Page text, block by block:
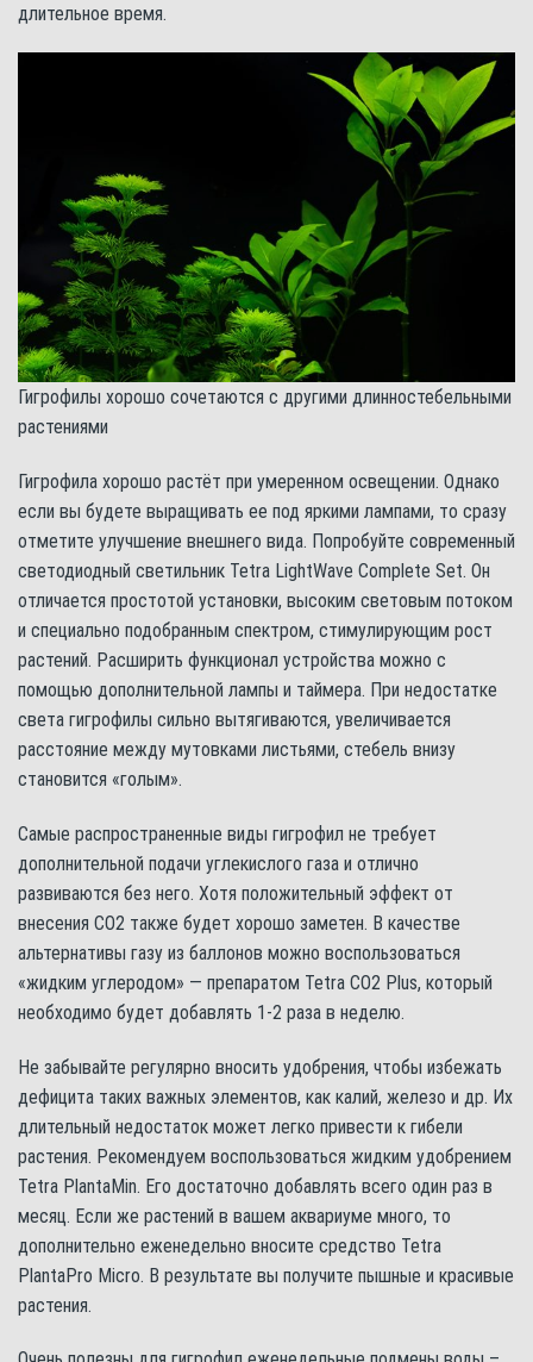
длительное время.
Гигрофилы хорошо сочетаются с другими длинностебельными
растениями
Гигрофила хорошо растёт при умеренном освещении. Однако
если вы будете выращивать ее под яркими лампами, то сразу
отметите улучшение внешнего вида. Попробуйте современный
светодиодный светильник Tetra LightWave Complete Set. Он
отличается простотой установки, высоким световым потоком
и специально подобранным спектром, стимулирующим рост
растений. Расширить функционал устройства можно с
помощью дополнительной лампы и таймера. При недостатке
света гигрофилы сильно вытягиваются, увеличивается
расстояние между мутовками листьями, стебель внизу
становится «голым».
Самые распространенные виды гигрофил не требует
дополнительной подачи углекислого газа и отлично
развиваются без него. Хотя положительный эффект от
внесения СО2 также будет хорошо заметен. В качестве
альтернативы газу из баллонов можно воспользоваться
«жидким углеродом» — препаратом Tetra CO2 Plus, который
необходимо будет добавлять 1-2 раза в неделю.
Не забывайте регулярно вносить удобрения, чтобы избежать
дефицита таких важных элементов, как калий, железо и др. Их
длительный недостаток может легко привести к гибели
растения. Рекомендуем воспользоваться жидким удобрением
Tetra PlantaMin. Его достаточно добавлять всего один раз в
месяц. Если же растений в вашем аквариуме много, то
дополнительно еженедельно вносите средство Tetra
PlantaPro Micro. В результате вы получите пышные и красивые
растения.